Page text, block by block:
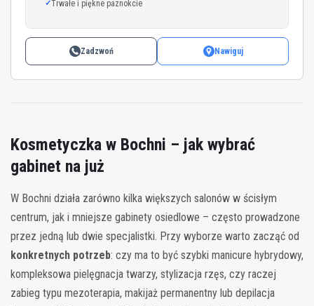
Trwałe i piękne paznokcie
Zadzwoń Nawiguj
Kosmetyczka w Bochni – jak wybrać
gabinet na już
W Bochni działa zarówno kilka większych salonów w ścisłym
centrum, jak i mniejsze gabinety osiedlowe – często prowadzone
przez jedną lub dwie specjalistki. Przy wyborze warto zacząć od
konkretnych potrzeb: czy ma to być szybki manicure hybrydowy,
kompleksowa pielęgnacja twarzy, stylizacja rzęs, czy raczej
zabieg typu mezoterapia, makijaż permanentny lub depilacja